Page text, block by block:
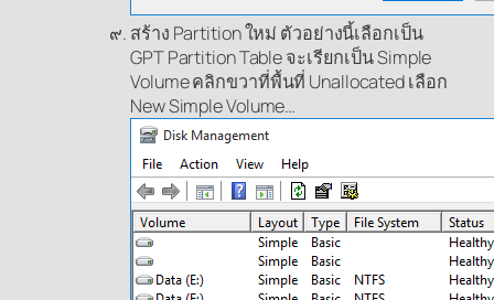
สร้าง Partition ใหม่ ตัวอย่างนี้เลือกเป็น
GPT Partition Table จะเรียกเป็น Simple
Volume คลิกขวาที่พื้นที่ Unallocated เลือก
New Simple Volume…